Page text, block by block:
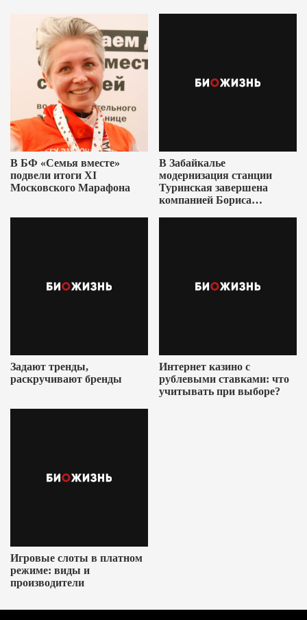
В БФ «Семья вместе»
подвели итоги XI
Московского Марафона
В Забайкалье
модернизация станции
Туринская завершена
компанией Бориса
Задают тренды,
раскручивают бренды
Интернет казино с
рублевыми ставками: что
учитывать при выборе?
Игровые слоты в платном
режиме: виды и
производители